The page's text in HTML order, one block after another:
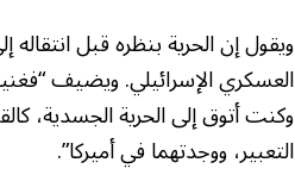
العسكري الإسرائيلي. ويضيف
وكنت أتوق إلى الحرية الجسدية،
التعبير، ووجدتهما في أميركا”.